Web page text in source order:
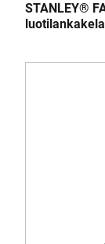
STANLEY®
luotilankakela